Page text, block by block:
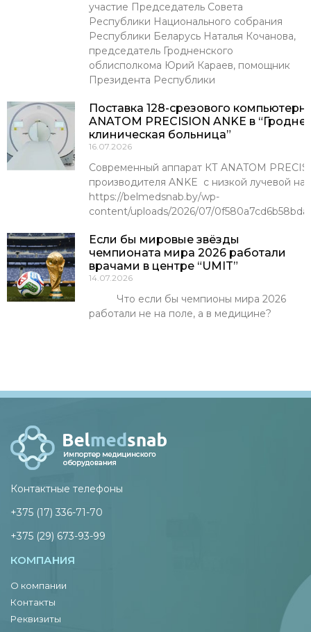
участие Председатель Совета
Республики Национального собрания
Республики Беларусь Наталья Кочанова,
председатель Гродненского
облисполкома Юрий Караев, помощник
Президента Республики
Поставка 128-срезового
ANATOM PRECISION ANKE в
клиническая больница”
16.07.2026
Современный аппарат КТ ANATOM
производителя ANKE с низкой лучевой
https://belmedsnab.by/wp-
content/uploads/2026/07/
Если бы мировые звёзды
чемпионата мира 2026 работали
врачами в центре “UMIT”
14.07.2026
Что если бы чемпионы мира 2026
работали не на поле, а в медицине?
Контактные телефоны
+375 (17) 336-71-70
+375 (29) 673-93-99
КОМПАНИЯ
О компании
Контакты
Реквизиты